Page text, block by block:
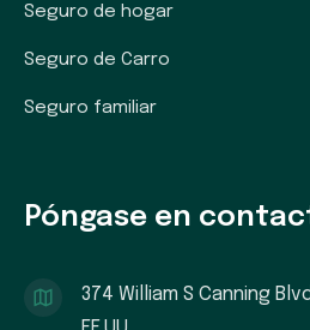
Seguro de hogar
Seguro de Carro
Seguro familiar
Póngase en
374 William S Canning